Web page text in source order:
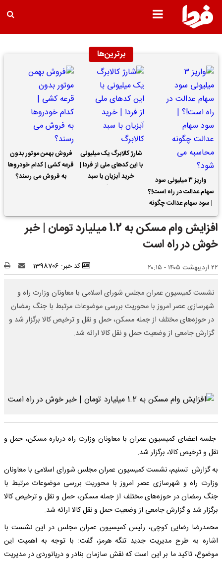
برترین‌ها
واریز ۳ میلیونی سود
سهام عدالت در راه است!؟
| سود سهام عدالت چگونه
محاسبه می شود؟
شارژ کالابرگ یک میلیونی
با این کدهای ملی از فردا |
خرید آبزیان با سبد
فروش بهمن موتور بدون
قرعه کشی | کدام خودروها
به فروش می رسند؟
افزایش وام مسکن به 1.2 میلیارد تومان | خبر
خوش در راه است
۲۲ اردیبهشت ۱۴۰۵ - ۲۰:۱۵ کد خبر: 1398706
نشست کمیسیون عمران مجلس شورای اسلامی با معاونان وزارت راه و
شهرسازی عصر امروز با محوریت بررسی موضوعات مرتبط با جنگ رمضان
در حوزه‌های مختلف از جمله مسکن، حمل و نقل و ترخیص کالا برگزار شد و
گزارش جامعی از وضعیت حمل و نقل کالا ارائه شد.
جلسه اعضای کمیسیون عمران با معاونان وزارت راه درباره مسکن، حمل و
نقل و ترخیص کالا، برگزار شد.
به گزارش تسنیم، نشست کمیسیون عمران مجلس شورای اسلامی با معاونان
وزارت راه و شهرسازی عصر امروز با محوریت بررسی موضوعات مرتبط با
جنگ رمضان در حوزه‌های مختلف از جمله مسکن، حمل و نقل و ترخیص کالا
برگزار شد و گزارش جامعی از وضعیت حمل و نقل کالا ارائه شد.
محمدرضا رضایی کوچی، رئیس کمیسیون عمران مجلس در این نشست با
اشاره به طرح مدیریت جدید تنگه هرمز، گفت: با توجه به اهمیت این
موضوع، تاکید ما بر این است که نقش سازمان بنادر و دریانوردی در مدیریت